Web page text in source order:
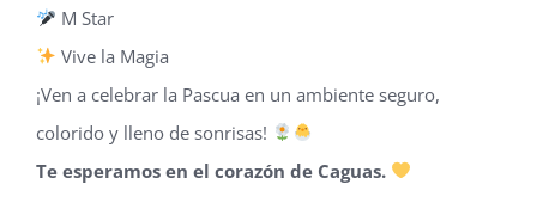
M Star
Vive la Magia
¡Ven a celebrar la Pascua en un ambiente seguro,
colorido y lleno de sonrisas!
Te esperamos en el corazón de Caguas.